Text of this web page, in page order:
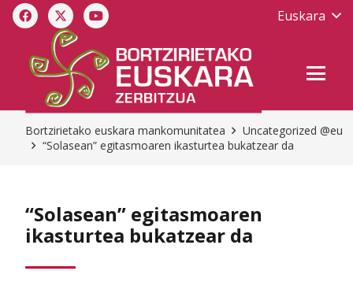
Euskara
Bortzirietako euskara mankomunitatea
Uncategorized @eu
“Solasean” egitasmoaren ikasturtea bukatzear da
“Solasean” egitasmoaren
ikasturtea bukatzear da